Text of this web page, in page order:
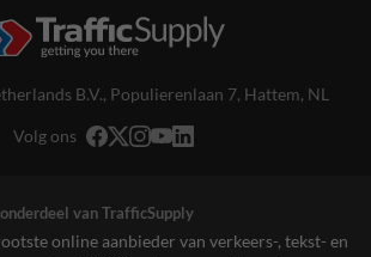
B.V., Populierenlaan 7, Hattem, NL
Volg ons
van TrafficSupply
online aanbieder van verkeers-, tekst- en